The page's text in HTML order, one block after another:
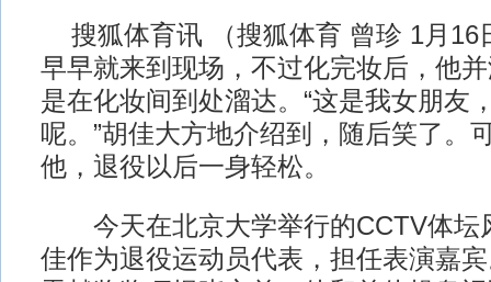
搜狐体育讯 （搜狐体育 曾珍 1月16
早早就来到现场，不过化完妆后，他
是在化妆间到处溜达。“这是我女朋友
呢。”胡佳大方地介绍到，随后笑了。
他，退役以后一身轻松。
今天在北京大学举行的CCTV体坛
佳作为退役运动员代表，担任表演嘉